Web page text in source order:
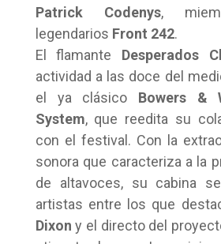
Patrick Codenys,
legendarios Front 242.
El flamante Desperados
actividad a las doce del
el ya clásico Bowers &
System, que reedita su
con el festival. Con la
sonora que caracteriza a la
de altavoces, su cabina
artistas entre los que
Dixon y el directo del